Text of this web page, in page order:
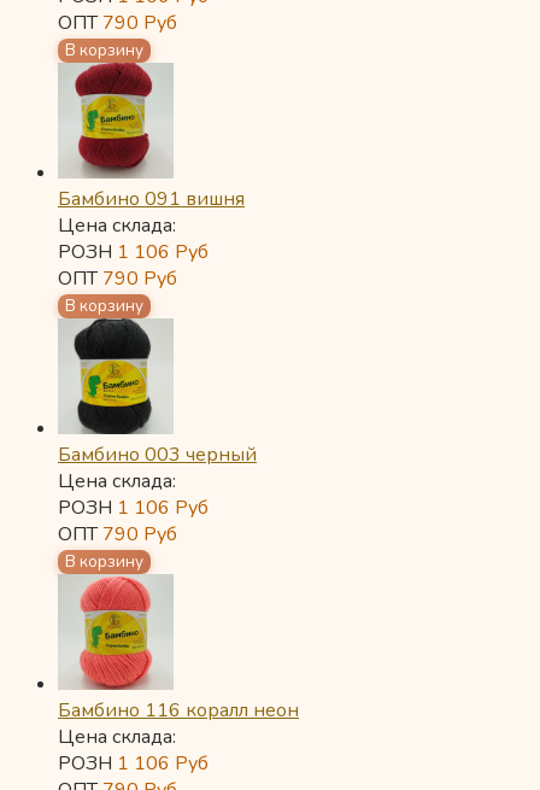
ОПТ790 Руб
Бамбино 091 вишня
Цена склада:
РОЗН 1 106 Руб
ОПТ790 Руб
Бамбино 003 черный
Цена склада:
РОЗН 1 106 Руб
ОПТ790 Руб
Бамбино 116 коралл неон
Цена склада:
РОЗН 1 106 Руб